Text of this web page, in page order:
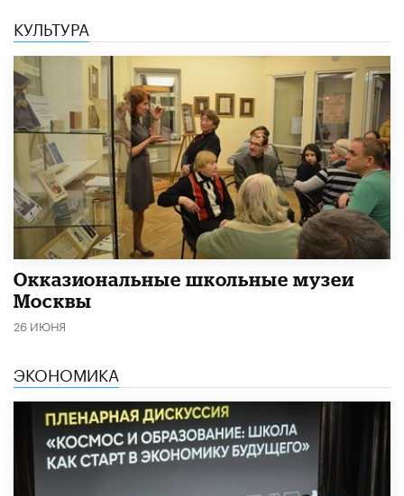
КУЛЬТУРА
​Окказиональные школьные музеи
Москвы
26 ИЮНЯ
ЭКОНОМИКА